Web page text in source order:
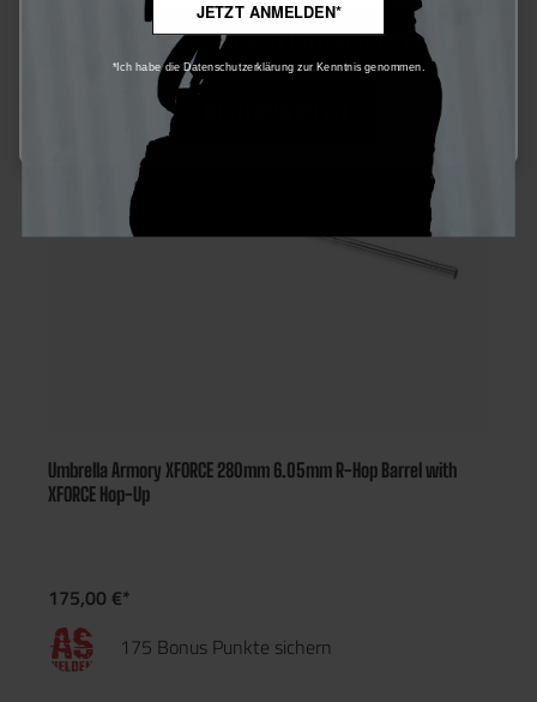
Nicht auf Lager
Umbrella Armory XFORCE 280mm 6.05mm R-Hop Barrel with
XFORCE Hop-Up
175,00 €*
175 Bonus Punkte sichern
Nur technisch notwendige
JETZT ANMELDEN*
*Ich habe die Datenschutzerklärung zur Kenntnis genommen.